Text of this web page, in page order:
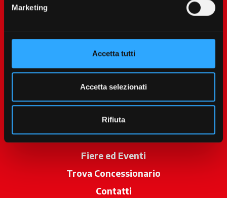
Marketing
Accetta tutti
Accetta selezionati
Rifiuta
Prodotti
Servizi
Promozioni
News
Fiere ed Eventi
Trova Concessionario
Contatti